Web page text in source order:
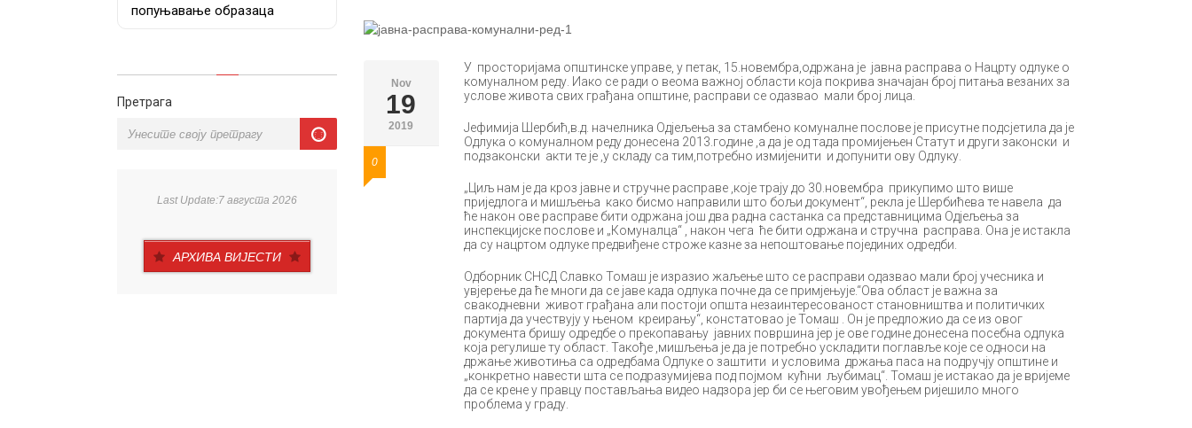
попуњавање образаца
Претрага
Last Update:7 августа 2026
АРХИВА ВИЈЕСТИ
Nov
19
2019
0
У просторијама општинске управе, у петак, 15.новембра,одржана је јавна расправа о Нацрту одлуке о
комуналном реду. Иако се ради о веома важној области која покрива значајан број питања везаних за
услове живота свих грађана општине, расправи се одазвао мали број лица.
Јефимија Шербић,в.д. начелника Одјељења за стамбено комуналне послове је присутне подсјетила да је
Одлука о комуналном реду донесена 2013.године ,а да је од тада промијењен Статут и други законски и
подзаконски акти те је ,у складу са тим,потребно измијенити и допунити ову Одлуку.
„Циљ нам је да кроз јавне и стручне расправе ,које трају до 30.новембра прикупимо што више
приједлога и мишљења како бисмо направили што бољи документ“, рекла је Шербићева те навела да
ће након ове расправе бити одржана још два радна састанка са представницима Одјељења за
инспекцијске послове и „Комуналца“ , након чега ће бити одржана и стручна расправа. Она је истакла
да су нацртом одлуке предвиђене строже казне за непоштовање појединих одредби.
Одборник СНСД Славко Томаш је изразио жаљење што се расправи одазвао мали број учесника и
увјерење да ће многи да се јаве када одлука почне да се примјењује.“Ова област је важна за
свакодневни живот грађана али постоји општа незаинтересованост становништва и политичких
партија да учествују у њеном креирању“, констатовао је Томаш . Он је предложио да се из овог
документа бришу одредбе о прекопавању јавних површина јер је ове године донесена посебна одлука
која регулише ту област. Такође ,мишљења је да је потребно ускладити поглавље које се односи на
држање животиња са одредбама Одлуке о заштити и условима држања паса на подручју општине и
„конкретно навести шта се подразумијева под појмом кућни љубимац“. Томаш је истакао да је вријеме
да се крене у правцу постављања видео надзора јер би се његовим увођењем ријешило много
проблема у граду.